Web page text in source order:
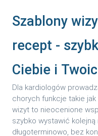
Szablony
recept -
Ciebie i
Dla kardiologów
chorych funkcje takie
wizyt to nieocenione
szybko wystawić
długoterminowo, bez